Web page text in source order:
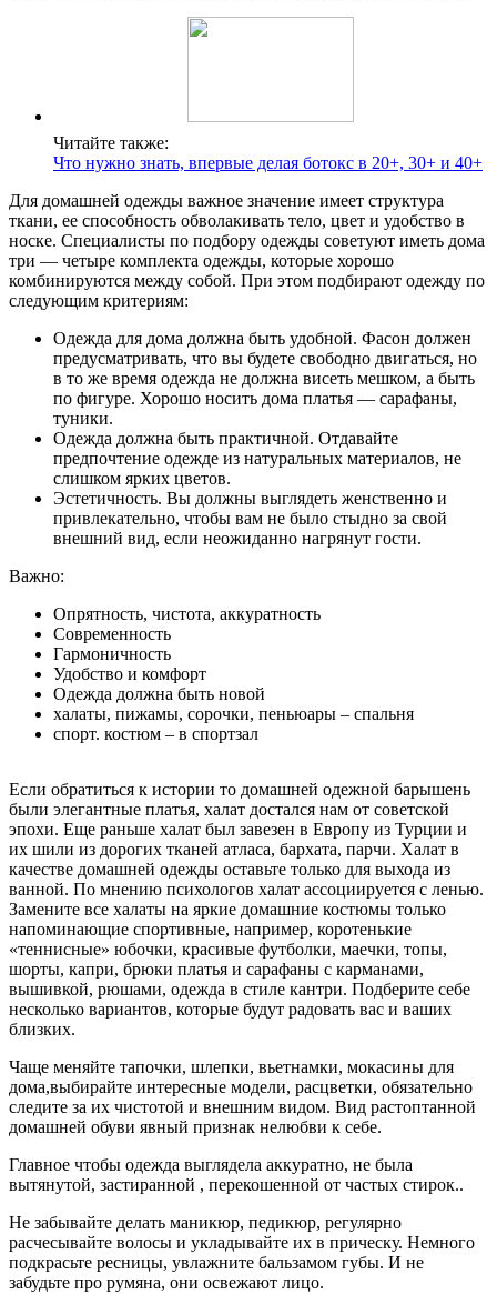
Читайте также:
Что нужно знать, впервые делая ботокс в 20+, 30+ и 40+
Для домашней одежды важное значение имеет структура
ткани, ее способность обволакивать тело, цвет и удобство в
носке. Специалисты по подбору одежды советуют иметь дома
три — четыре комплекта одежды, которые хорошо
комбинируются между собой. При этом подбирают одежду по
следующим критериям:
Одежда для дома должна быть удобной. Фасон должен
предусматривать, что вы будете свободно двигаться, но
в то же время одежда не должна висеть мешком, а быть
по фигуре. Хорошо носить дома платья — сарафаны,
туники.
Одежда должна быть практичной. Отдавайте
предпочтение одежде из натуральных материалов, не
слишком ярких цветов.
Эстетичность. Вы должны выглядеть женственно и
привлекательно, чтобы вам не было стыдно за свой
внешний вид, если неожиданно нагрянут гости.
Важно:
Опрятность, чистота, аккуратность
Современность
Гармоничность
Удобство и комфорт
Одежда должна быть новой
халаты, пижамы, сорочки, пеньюары – спальня
спорт. костюм – в спортзал
Если обратиться к истории то домашней одежной барышень
были элегантные платья, халат достался нам от советской
эпохи. Еще раньше халат был завезен в Европу из Турции и
их шили из дорогих тканей атласа, бархата, парчи. Халат в
качестве домашней одежды оставьте только для выхода из
ванной. По мнению психологов халат ассоциируется с ленью.
Замените все халаты на яркие домашние костюмы только
напоминающие спортивные, например, коротенькие
«теннисные» юбочки, красивые футболки, маечки, топы,
шорты, капри, брюки платья и сарафаны с карманами,
вышивкой, рюшами, одежда в стиле кантри. Подберите себе
несколько вариантов, которые будут радовать вас и ваших
близких.
Чаще меняйте тапочки, шлепки, вьетнамки, мокасины для
дома,выбирайте интересные модели, расцветки, обязательно
следите за их чистотой и внешним видом. Вид растоптанной
домашней обуви явный признак нелюбви к себе.
Главное чтобы одежда выглядела аккуратно, не была
вытянутой, застиранной , перекошенной от частых стирок..
Не забывайте делать маникюр, педикюр, регулярно
расчесывайте волосы и укладывайте их в прическу. Немного
подкрасьте ресницы, увлажните бальзамом губы. И не
забудьте про румяна, они освежают лицо.